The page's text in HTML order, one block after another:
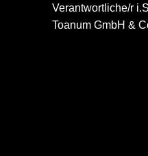
Verantwortliche/r
Toanum GmbH &